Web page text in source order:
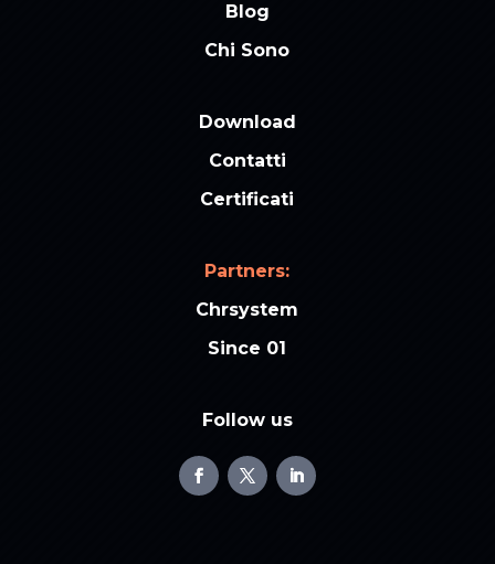
Blog
Chi Sono
Download
Contatti
Certificati
Partners:
Chrsystem
Since 01
Follow us